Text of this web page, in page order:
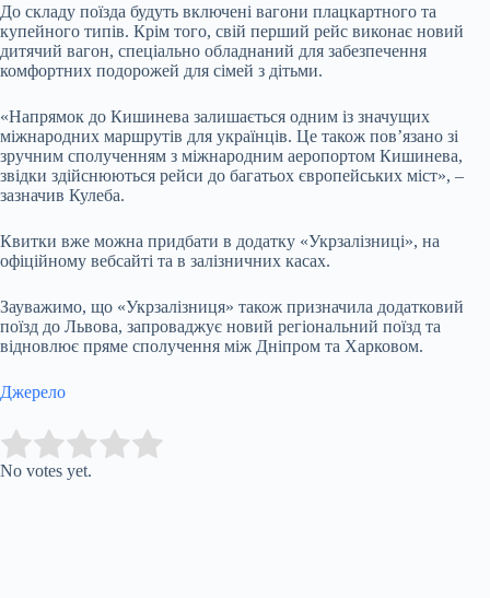
До складу поїзда будуть включені вагони плацкартного та
купейного типів. Крім того, свій перший рейс виконає новий
дитячий вагон, спеціально обладнаний для забезпечення
комфортних подорожей для сімей з дітьми.
«Напрямок до Кишинева залишається одним із значущих
міжнародних маршрутів для українців. Це також пов’язано зі
зручним сполученням з міжнародним аеропортом Кишинева,
звідки здійснюються рейси до багатьох європейських міст», –
зазначив Кулеба.
Квитки вже можна придбати в додатку «Укрзалізниці», на
офіційному вебсайті та в залізничних касах.
Зауважимо, що «Укрзалізниця» також призначила додатковий
поїзд до Львова, запроваджує новий регіональний поїзд та
відновлює пряме сполучення між Дніпром та Харковом.
Джерело
Rate this item:
No votes yet.